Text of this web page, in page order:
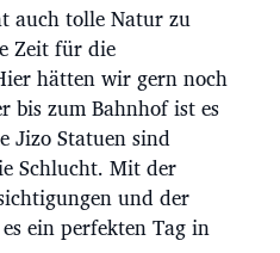
auch tolle Natur zu
Zeit für die
hätten wir gern noch
bis zum Bahnhof ist es
Jizo Statuen sind
Schlucht. Mit der
und der
ein perfekten Tag in